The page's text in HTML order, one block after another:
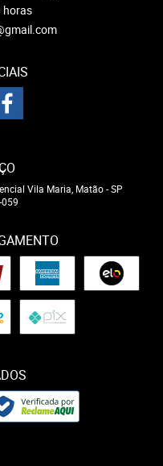
horas
Vila Maria, Matão-SP